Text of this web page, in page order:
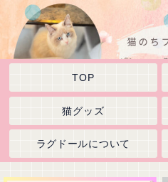
TOP
猫グッズ
ラグドールについて